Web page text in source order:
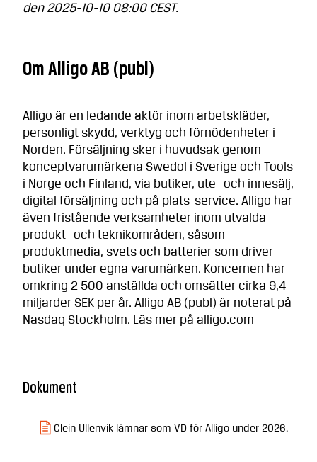
den 2025-10-10 08:00 CEST.
Om Alligo AB (publ)
Alligo är en ledande aktör inom arbetskläder,
personligt skydd, verktyg och förnödenheter i
Norden. Försäljning sker i huvudsak genom
konceptvarumärkena Swedol i Sverige och Tools
i Norge och Finland, via butiker, ute- och innesälj,
digital försäljning och på plats-service. Alligo har
även fristående verksamheter inom utvalda
produkt- och teknikområden, såsom
produktmedia, svets och batterier som driver
butiker under egna varumärken. Koncernen har
omkring 2 500 anställda och omsätter cirka 9,4
miljarder SEK per år. Alligo AB (publ) är noterat på
Nasdaq Stockholm. Läs mer på alligo.com
Dokument
Clein Ullenvik lämnar som VD för Alligo under 2026.